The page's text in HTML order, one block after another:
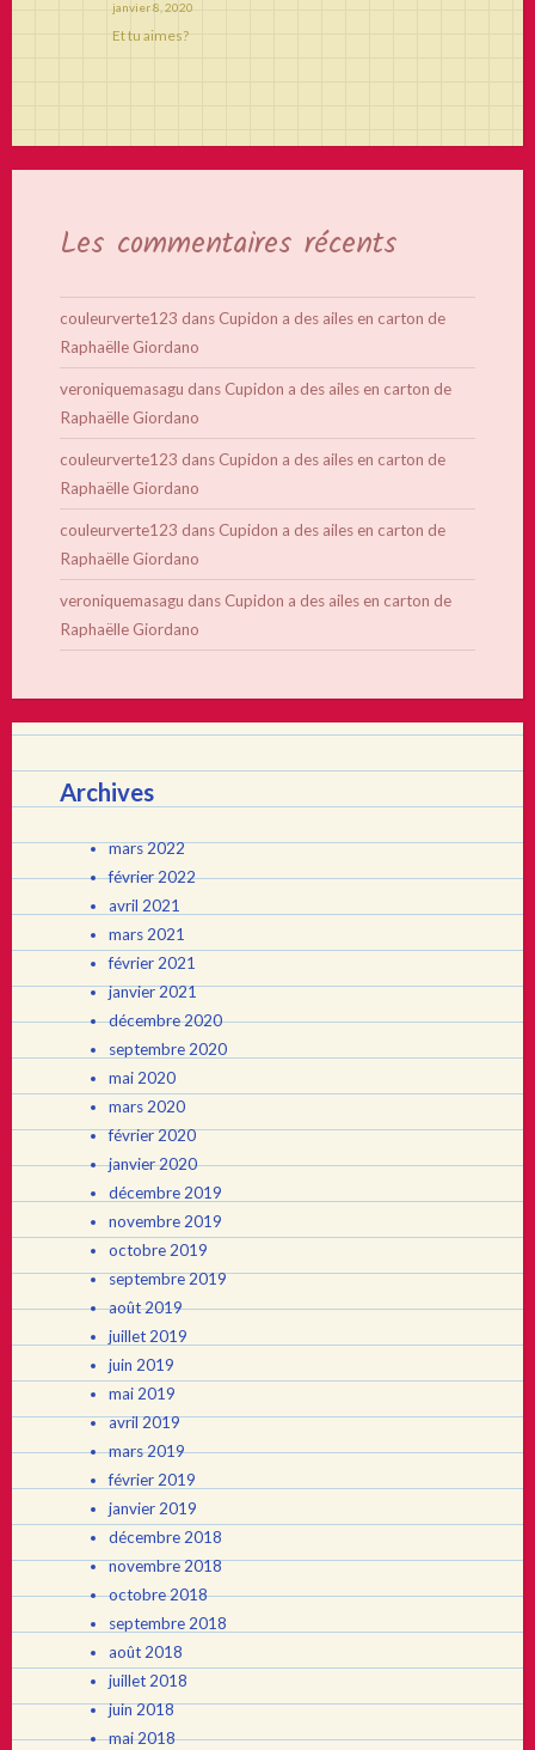
janvier 8, 2020
Et tu aimes?
Les commentaires récents
couleurverte123 dans Cupidon a des ailes en carton de
Raphaëlle Giordano
veroniquemasagu dans Cupidon a des ailes en carton de
Raphaëlle Giordano
couleurverte123 dans Cupidon a des ailes en carton de
Raphaëlle Giordano
couleurverte123 dans Cupidon a des ailes en carton de
Raphaëlle Giordano
veroniquemasagu dans Cupidon a des ailes en carton de
Raphaëlle Giordano
Archives
mars 2022
février 2022
avril 2021
mars 2021
février 2021
janvier 2021
décembre 2020
septembre 2020
mai 2020
mars 2020
février 2020
janvier 2020
décembre 2019
novembre 2019
octobre 2019
septembre 2019
août 2019
juillet 2019
juin 2019
mai 2019
avril 2019
mars 2019
février 2019
janvier 2019
décembre 2018
novembre 2018
octobre 2018
septembre 2018
août 2018
juillet 2018
juin 2018
mai 2018